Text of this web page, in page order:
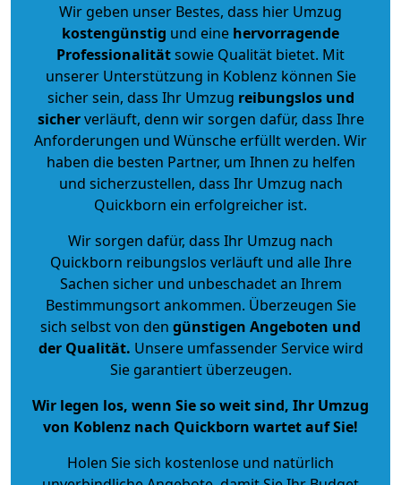
Wir geben unser Bestes, dass hier Umzug
kostengünstig und eine hervorragende
Professionalitätsowie Qualität bietet. Mit
unserer Unterstützung in Koblenz können Sie
sicher sein, dass Ihr Umzug reibungslos und
sicherverläuft, denn wir sorgen dafür, dass Ihre
Anforderungen und Wünsche erfüllt werden. Wir
haben die besten Partner, um Ihnen zu helfen
und sicherzustellen, dass Ihr Umzug nach
Quickborn ein erfolgreicher ist.
Wir sorgen dafür, dass Ihr Umzug nach
Quickborn reibungslos verläuft und alle Ihre
Sachen sicher und unbeschadet an Ihrem
Bestimmungsort ankommen. Überzeugen Sie
sich selbst von den günstigen Angeboten und
der Qualität. Unsere umfassender Service wird
Sie garantiert überzeugen.
Wir legen los, wenn Sie so weit sind, Ihr Umzug
von Koblenz nach Quickborn wartet auf Sie!
Holen Sie sich kostenlose und natürlich